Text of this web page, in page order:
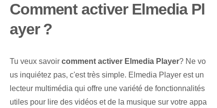
Comment activer Elmedia Pl
ayer ?
Tu veux savoir comment activer Elmedia Player? Ne vo
us inquiétez pas, c'est très simple. Elmedia Player est un
lecteur multimédia qui offre une variété de fonctionnalités
utiles pour lire des vidéos et de la musique sur votre appa